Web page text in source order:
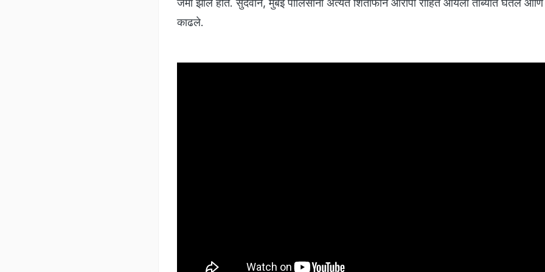
जमा झाले होते. सुदैवाने, मुंबई पोलिसांनी अत्यंत शिताफीने आरोपी रोहित आर्यला ताब्यात घेतले आणि
काढले.